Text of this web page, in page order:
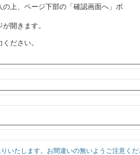
の上、ページ下部の「確認画面へ」ボ
開きます。
ださい。
いたします。お間違いの無いようご注意く